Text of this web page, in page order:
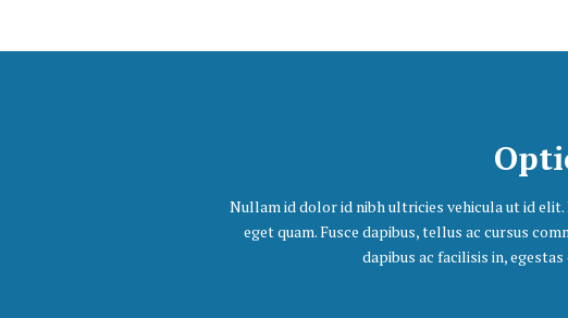
Nullam id dolor id nibh ultricies vehicula ut id
eget quam. Fusce dapibus, tellus ac cursus
dapibus ac facilisis in,